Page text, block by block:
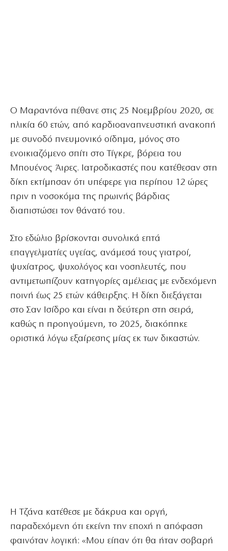
Ο Μαραντόνα πέθανε στις 25 Νοεμβρίου 2020, σε
ηλικία 60 ετών, από καρδιοαναπνευστική ανακοπή
με συνοδό πνευμονικό οίδημα, μόνος στο
ενοικιαζόμενο σπίτι στο Τίγκρε, βόρεια του
Μπουένος Άιρες. Ιατροδικαστές που κατέθεσαν στη
δίκη εκτίμησαν ότι υπέφερε για περίπου 12 ώρες
πριν η νοσοκόμα της πρωινής βάρδιας
διαπιστώσει τον θάνατό του.
Στο εδώλιο βρίσκονται συνολικά επτά
επαγγελματίες υγείας, ανάμεσά τους γιατροί,
ψυχίατρος, ψυχολόγος και νοσηλευτές, που
αντιμετωπίζουν κατηγορίες αμέλειας με ενδεχόμενη
ποινή έως 25 ετών κάθειρξης. Η δίκη διεξάγεται
στο Σαν Ισίδρο και είναι η δεύτερη στη σειρά,
καθώς η προηγούμενη, το 2025, διακόπηκε
οριστικά λόγω εξαίρεσης μίας εκ των δικαστών.
Η Τζάνα κατέθεσε με δάκρυα και οργή,
παραδεχόμενη ότι εκείνη την εποχή η απόφαση
φαινόταν λογική: «Μου είπαν ότι θα ήταν σοβαρή